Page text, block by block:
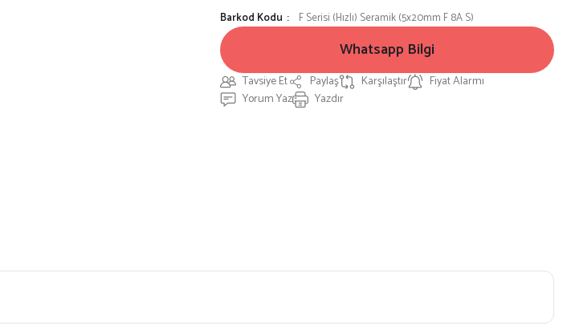
Barkod Kodu
F Serisi (Hızlı) Seramik (5x20mm F 8A S)
Whatsapp Bilgi
Tavsiye Et Paylaş Karşılaştır
Fiyat Alarmı
Yorum Yaz
Yazdır